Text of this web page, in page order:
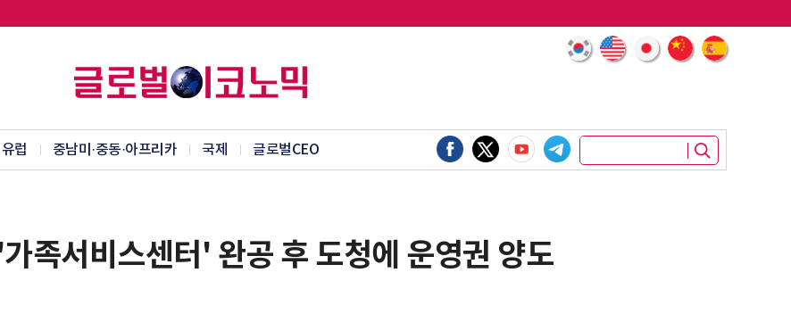
유럽 중남미·중동·아프리카 국제 글로벌CEO
족서비스센터' 완공 후 도청에 운영권 양도